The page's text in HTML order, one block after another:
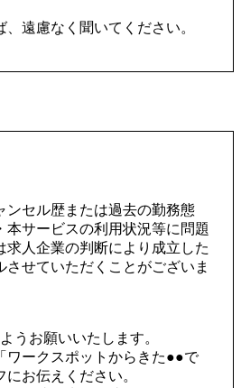
遠慮なく聞いてください。
ンセル歴または過去の勤務態
本サービスの利用状況等に問題
求人企業の判断により成立した
させていただくことがございま
うお願いいたします。
ワークスポットからきた●●で
お伝えください。